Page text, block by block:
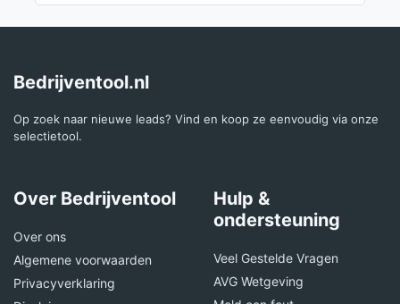
Bedrijventool.nl
Op zoek naar nieuwe leads? Vind en koop ze eenvoudig via onze
selectietool.
Over Bedrijventool
Over ons
Algemene voorwaarden
Privacyverklaring
Hulp &
ondersteuning
Veel Gestelde Vragen
AVG Wetgeving